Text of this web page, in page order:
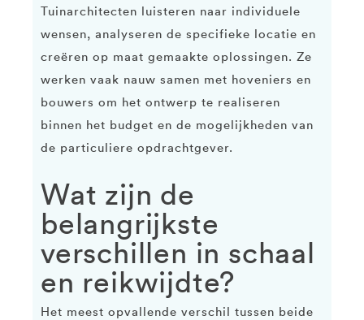
Tuinarchitecten luisteren naar individuele
wensen, analyseren de specifieke locatie en
creëren op maat gemaakte oplossingen. Ze
werken vaak nauw samen met hoveniers en
bouwers om het ontwerp te realiseren
binnen het budget en de mogelijkheden van
de particuliere opdrachtgever.
Wat zijn de
belangrijkste
verschillen in schaal
en reikwijdte?
Het meest opvallende verschil tussen beide